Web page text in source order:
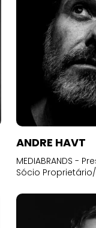
ANDRE HAVT
MEDIABRANDS -
Sócio